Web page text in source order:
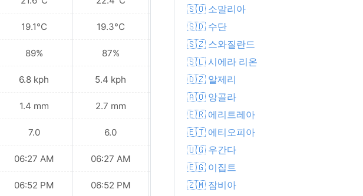
19.1°C
89%
6.8 kph
1.4 mm
7.0
06:27 AM
06:52 PM
19.3°C
87%
5.4 kph
2.7 mm
6.0
06:27 AM
06:52 PM
19.7°C
5.8 kph
5.0
06:52 PM
🇸🇴 소말리아
🇸🇩 수단
🇸🇿 스와질란드
🇸🇱 시에라 리온
🇩🇿 알제리
🇦🇴 앙골라
🇪🇷 에리트레아
🇪🇹 에티오피아
🇺🇬 우간다
🇪🇬 이집트
🇿🇲 잠비아